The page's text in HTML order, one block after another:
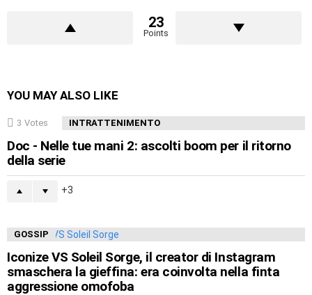
23
Points
YOU MAY ALSO LIKE
3 Votes INTRATTENIMENTO
Doc - Nelle tue mani 2: ascolti boom per il ritorno
della serie
3
GOSSIP
Iconize VS Soleil Sorge, il creator di Instagram
smaschera la gieffina: era coinvolta nella finta
aggressione omofoba